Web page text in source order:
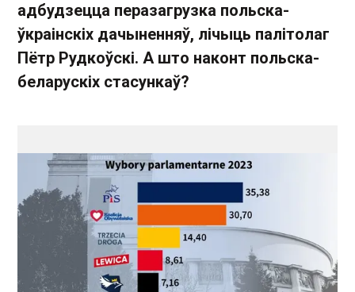
адбудзецца перазагрузка польска-
ўкраінскіх дачыненняў, лічыць палітолаг
Пётр Рудкоўскі. А што наконт польска-
беларускіх стасункаў?